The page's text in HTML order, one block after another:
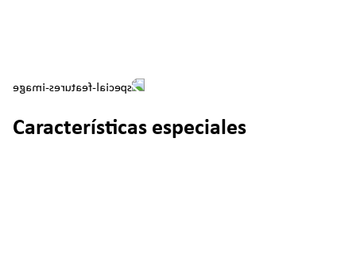
Características especiales